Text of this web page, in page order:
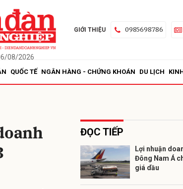
08/2026
GIỚI THIỆU 0985698786
QUỐC TẾ NGÂN HÀNG - CHỨNG KHOÁN DU LỊCH
ĐỌC TIẾP
Lợi nhuận
Đông Nam Á
giá dầu
Gửi